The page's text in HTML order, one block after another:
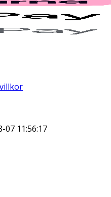
07 11:56:17